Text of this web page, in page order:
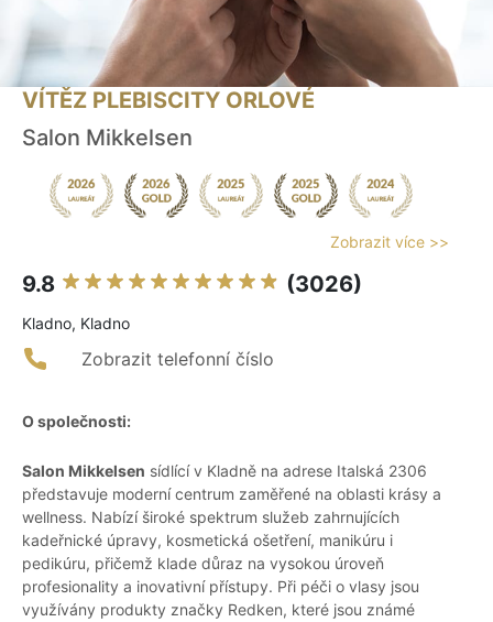
VÍTĚZ PLEBISCITY ORLOVÉ
Salon Mikkelsen
Zobrazit více >>
9.8 (3026)
Kladno, Kladno
Zobrazit telefonní číslo
O společnosti:
Salon Mikkelsen sídlící v Kladně na adrese Italská 2306
představuje moderní centrum zaměřené na oblasti krásy a
wellness. Nabízí široké spektrum služeb zahrnujících
kadeřnické úpravy, kosmetická ošetření, manikúru i
pedikúru, přičemž klade důraz na vysokou úroveň
profesionality a inovativní přístupy. Při péči o vlasy jsou
využívány produkty značky Redken, které jsou známé